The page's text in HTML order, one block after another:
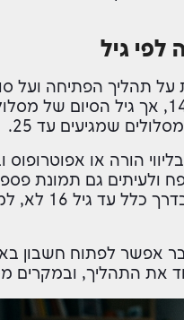
לפי גיל
על תהליך הפתיחה ועל
הבנקים אפשר לפתוח חשבון לבני נוער מגיל
בליווי הורה או
ולעיתים גם תמונת
כבר אפשר לפתוח חשבון
את התהליך, ובמקרים